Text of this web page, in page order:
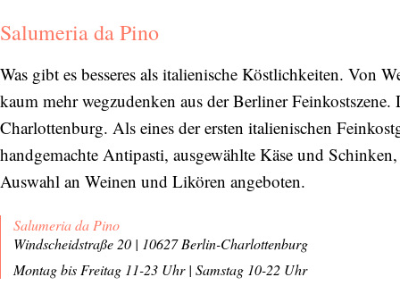
Salumeria da Pino
Was gibt es besseres als italienische Köstlichkeiten. Von
kaum mehr wegzudenken aus der Berliner
Charlottenburg. Als eines der ersten italienischen
handgemachte Antipasti, ausgewählte Käse und
Auswahl an Weinen und Likören angeboten.
Salumeria da Pino
Windscheidstraße 20 | 10627 Berlin-Charlottenburg
Montag bis Freitag 11-23 Uhr| Samstag 10-22 Uhr
Bitte schicken Sie mir bis zum Widerruf meiner
Einwilligung den Newsletter mit Informationen zu
neuen Beiträgen. Die
Datenschutzerklärung
habe ich
zur Kenntnis genommen und akzeptiere diese.
SENDEN